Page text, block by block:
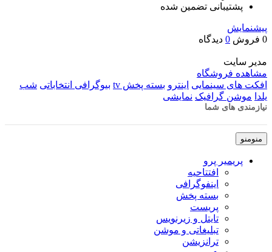
پشتیبانی تضمین شده
پیشنمایش
0 فروش
0 دیدگاه
مدیر سایت
مشاهده فروشگاه
افکت های سینمایی اینترو بسته پخش tv بیوگرافی انتخاباتی شب
یلدا موشن گرافیک نمایشی
نیازمندی های شما
منومنو
پریمیر پرو
افتتاحیه
اینفوگرافی
بسته پخش
پریست
تایتل و زیرنویس
تبلیغاتی و موشن
ترانزیشن